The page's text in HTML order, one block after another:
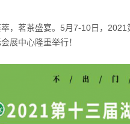
，茗茶盛宴。5月7-10日，
展中心隆重举行！